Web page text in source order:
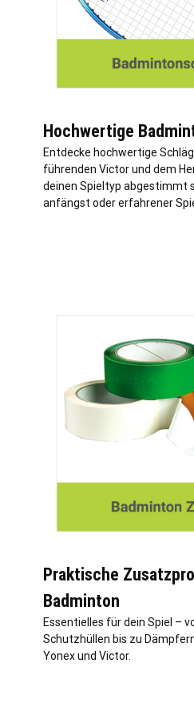
Hochwertige
Entdecke hochwertige
führenden Victor und dem
deinen Spieltyp abgestimmt
anfängst oder erfahrener
Praktische
Badminton
Essentielles für dein Spiel –
Schutzhüllen bis zu
Yonex und Victor.